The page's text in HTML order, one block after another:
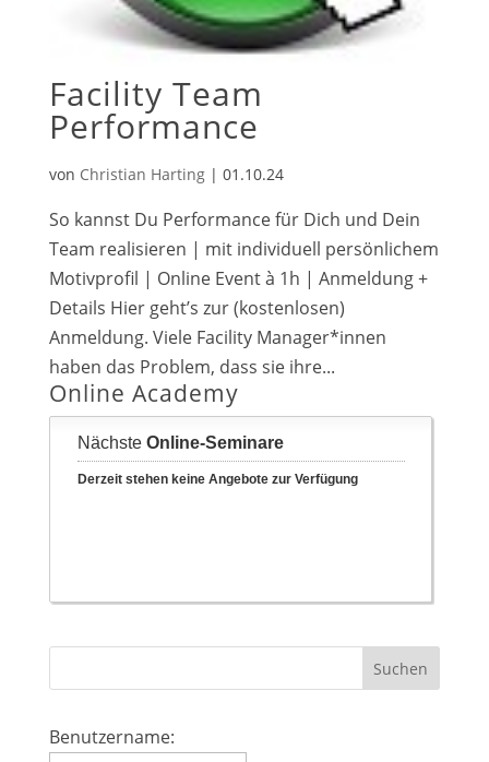
Facility Team
Performance
von Christian Harting| 01.10.24
So kannst Du Performance für Dich und Dein
Team realisieren | mit individuell persönlichem
Motivprofil | Online Event à 1h | Anmeldung +
Details Hier geht’s zur (kostenlosen)
Anmeldung. Viele Facility Manager*innen
haben das Problem, dass sie ihre...
Online Academy
Benutzername: